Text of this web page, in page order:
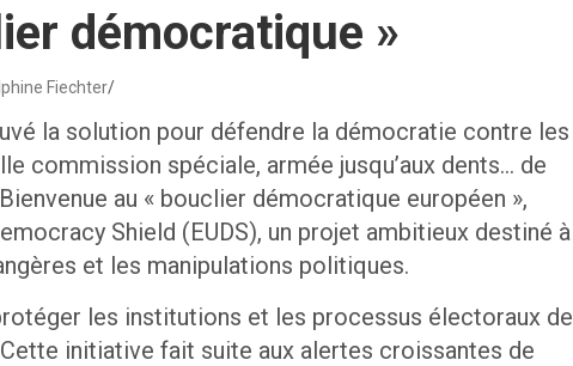
démocratique »
Fiechter
la solution pour défendre la démocratie contre les
commission spéciale, armée jusqu’aux dents… de
au « bouclier démocratique européen »,
Shield (EUDS), un projet ambitieux destiné à
et les manipulations politiques.
les institutions et les processus électoraux de
initiative fait suite aux alertes croissantes de